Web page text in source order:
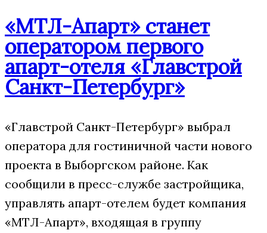
«МТЛ-Апарт» станет
оператором первого
апарт-отеля «Главстрой
Санкт-Петербург»
«Главстрой Санкт-Петербург» выбрал
оператора для гостиничной части нового
проекта в Выборгском районе. Как
сообщили в пресс-службе застройщика,
управлять апарт-отелем будет компания
«МТЛ-Апарт», входящая в группу